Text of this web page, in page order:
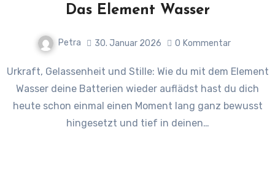
Das Element Wasser
Petra 30. Januar 2026 0 Kommentar
Urkraft, Gelassenheit und Stille: Wie du mit dem Element
Wasser deine Batterien wieder auflädst hast du dich
heute schon einmal einen Moment lang ganz bewusst
hingesetzt und tief in deinen…